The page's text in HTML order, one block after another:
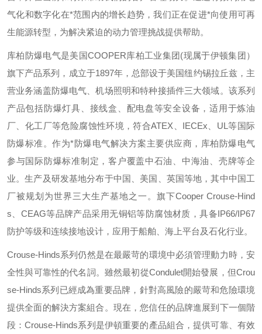
气化和数字化在*范围内的增长趋势，我们正在促进*向使用可再
生能源转型，为解决紧迫的动力管理挑战提供帮助。
库柏防爆电气是美国COOPER库柏工业集团(现属于伊顿集团）
旗下产品系列，成立于1897年，总部设于美国纽约锡拉丘兹，主
营业务涵盖防爆电气、机场照明和特种接插件三大领域。该系列
产品包括防爆灯具、接线盒、配电盘等安全设备，适用于炼油
厂、化工厂等危险腐蚀性环境，符合ATEX IECEx UL 等国际
防爆标准。作为*防爆电气解决方案主要供应商，库柏防爆电气
参与国际防爆标准制定，客户覆盖中石油、中海油、壳牌等企
业。生产及研发基地分布于中国、美国、英国等地，其中中国工
厂被规划为世界三大生产基地之一。旗下Cooper Crouse-Hind
s
CEAG等品牌产品采用无铜铝等防腐蚀材质，具备IP66/IP67
防护等级和连续接地设计，应用于船舶、海上平台及石化行业。
Crouse-Hinds系列仍然是在最嚴苛的環境中必須管理動力時，安
全性與可靠性的代名詞。雖然最初從Condulet開始發展，但Crou
se-Hinds系列已經成為重要品牌，針對高風險的嚴苛和危險環境
提供全面的解決方案組合。現在，您信任的品牌進展到下一個階
段：Crouse-Hinds系列是伊頓重要的產品組合，提供可靠、有效